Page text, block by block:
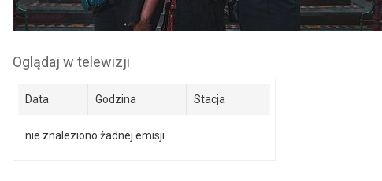
Oglądaj w telewizji
Data Godzina Stacja
nie znaleziono żadnej emisji